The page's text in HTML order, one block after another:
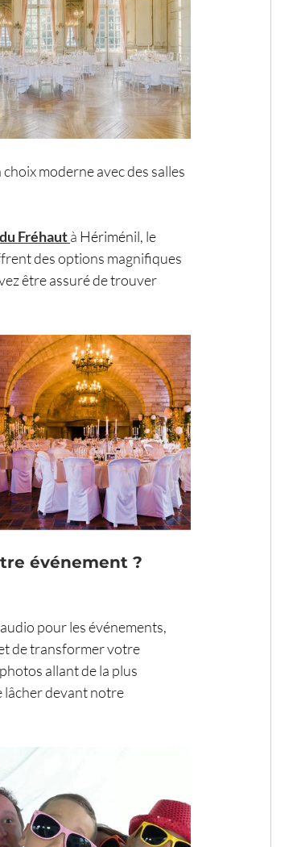
choix moderne avec des salles
Fréhautà Hériménil, le
des options magnifiques
être assuré de trouver
événement ?
pour les événements,
de transformer votre
allant de la plus
lâcher devant notre